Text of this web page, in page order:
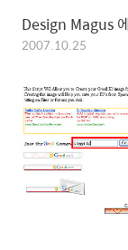
Design Magus
2007.10.25